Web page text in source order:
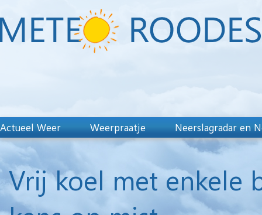
Actueel Weer Weerpraatje Neerslagradar en
Vrij koel met enkele